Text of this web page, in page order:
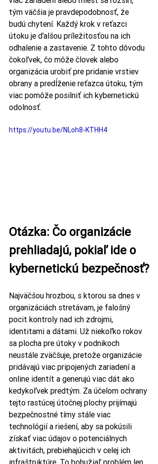
tým väčšia je pravdepodobnosť, že
budú chytení. Každý krok v reťazci
útoku je ďalšou príležitosťou na ich
odhalenie a zastavenie. Z tohto dôvodu
čokoľvek, čo môže človek alebo
organizácia urobiť pre pridanie vrstiev
obrany a predĺženie reťazca útoku, tým
viac pomôže posilniť ich kybernetickú
odolnosť.
https://youtu.be/NLoh8-KTHH4
Otázka: Čo organizácie
prehliadajú, pokiaľ ide o
kybernetickú bezpečnosť?
Najväčšou hrozbou, s ktorou sa dnes v
organizáciách stretávam, je falošný
pocit kontroly nad ich zdrojmi,
identitami a dátami. Už niekoľko rokov
sa plocha pre útoky v podnikoch
neustále zväčšuje, pretože organizácie
pridávajú viac pripojených zariadení a
online identít a generujú viac dát ako
kedykoľvek predtým. Za účelom ochrany
tejto rastúcej útočnej plochy prijímajú
bezpečnostné tímy stále viac
technológií a riešení, aby sa pokúsili
získať viac údajov o potenciálnych
aktivitách, prebiehajúcich v celej ich